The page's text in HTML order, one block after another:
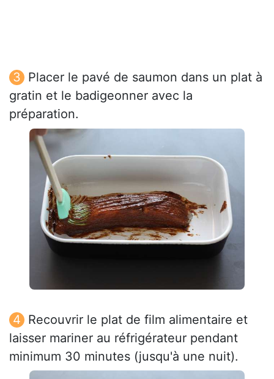
Placer le pavé de saumon dans un plat à
gratin et le badigeonner avec la
préparation.
Recouvrir le plat de film alimentaire et
laisser mariner au réfrigérateur pendant
minimum 30 minutes (jusqu'à une nuit).